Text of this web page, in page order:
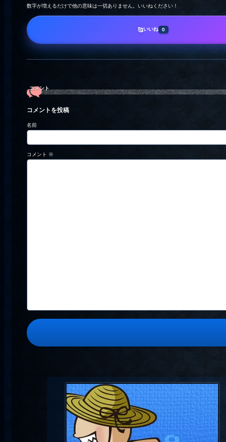
数字が増えるだけで他の意味は一切ありません。いいねください！
🥰いいね 0
コメント
コメントを投稿
名前
コメント ※